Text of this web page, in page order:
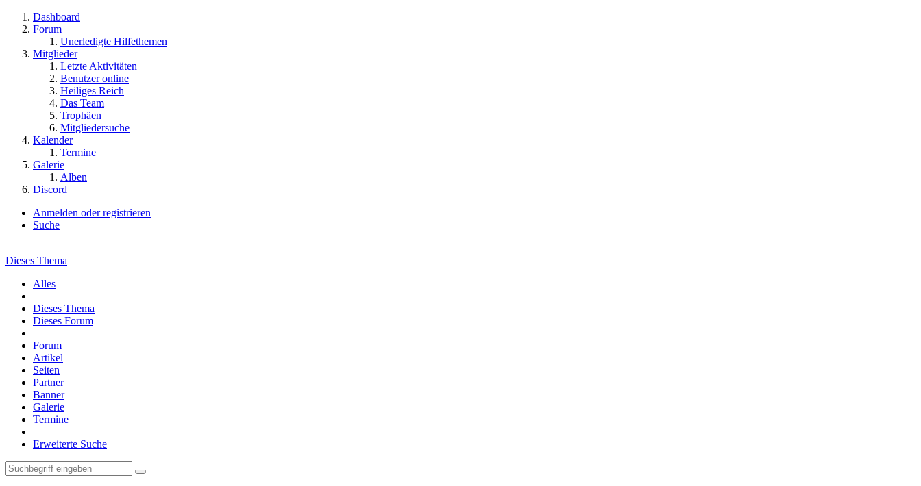
Dashboard
Forum
Unerledigte Hilfethemen
Mitglieder
Letzte Aktivitäten
Benutzer online
Heiliges Reich
Das Team
Trophäen
Mitgliedersuche
Kalender
Termine
Galerie
Alben
Discord
Anmelden oder registrieren
Suche
Dieses Thema
Alles
Dieses Thema
Dieses Forum
Forum
Artikel
Seiten
Partner
Banner
Galerie
Termine
Erweiterte Suche